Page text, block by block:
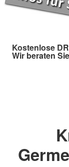
Kostenlose
Wir beraten